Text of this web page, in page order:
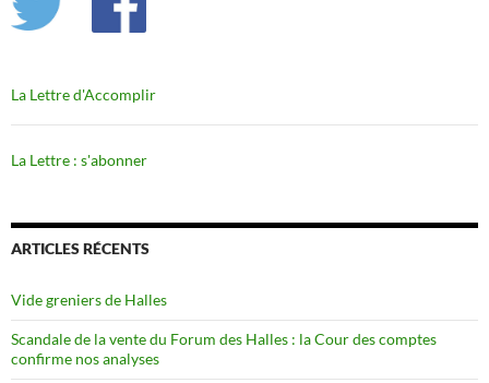
La Lettre d'Accomplir
La Lettre : s'abonner
ARTICLES RÉCENTS
Vide greniers de Halles
Scandale de la vente du Forum des Halles : la Cour des comptes
confirme nos analyses